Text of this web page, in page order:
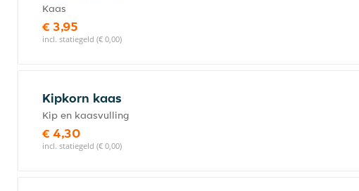
Kaas
€ 3,95
incl. statiegeld (€ 0,00)
Kipkorn kaas
Kip en kaasvulling
€ 4,30
incl. statiegeld (€ 0,00)